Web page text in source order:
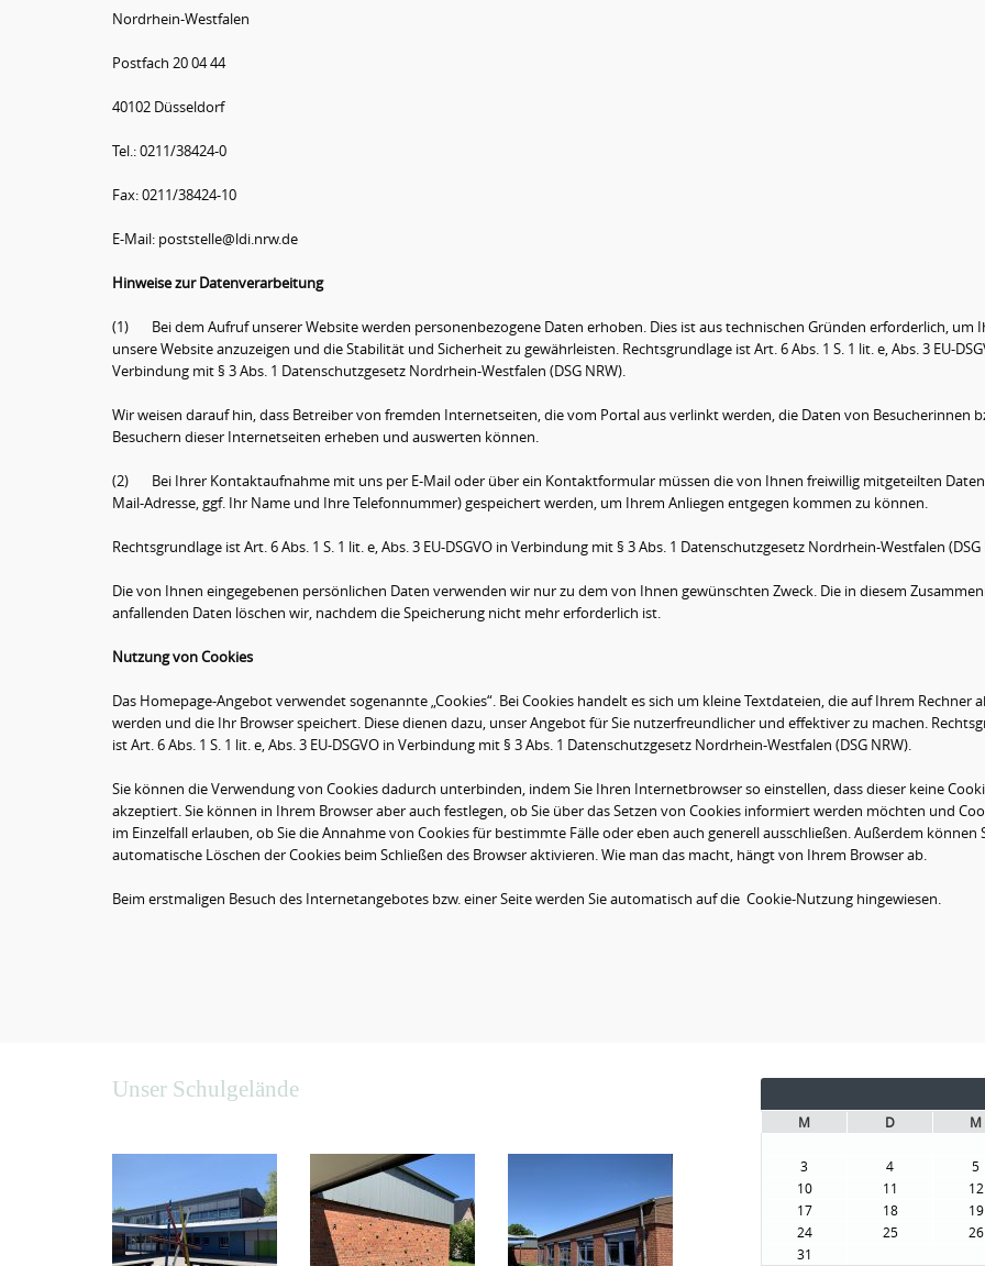
Nordrhein-Westfalen
Postfach 20 04 44
40102 Düsseldorf
Tel.: 0211/38424-0
Fax: 0211/38424-10
E-Mail: poststelle@ldi.nrw.de
Hinweise zur Datenverarbeitung
(1) Bei dem Aufruf unserer Website werden personenbezogene Daten erhoben. Dies ist aus technischen Gründen erforderlich, um
unsere Website anzuzeigen und die Stabilität und Sicherheit zu gewährleisten. Rechtsgrundlage ist Art. 6 Abs. 1 S. 1 lit. e, Abs. 3 EU-
Verbindung mit § 3 Abs. 1 Datenschutzgesetz Nordrhein-Westfalen (DSG NRW).
Wir weisen darauf hin, dass Betreiber von fremden Internetseiten, die vom Portal aus verlinkt werden, die Daten von Besucherinnen
Besuchern dieser Internetseiten erheben und auswerten können.
(2) Bei Ihrer Kontaktaufnahme mit uns per E-Mail oder über ein Kontaktformular müssen die von Ihnen freiwillig mitgeteilten Daten
Mail-Adresse, ggf. Ihr Name und Ihre Telefonnummer) gespeichert werden, um Ihrem Anliegen entgegen kommen zu können.
Rechtsgrundlage ist Art. 6 Abs. 1 S. 1 lit. e, Abs. 3 EU-DSGVO in Verbindung mit § 3 Abs. 1 Datenschutzgesetz Nordrhein-Westfalen (DSG
Die von Ihnen eingegebenen persönlichen Daten verwenden wir nur zu dem von Ihnen gewünschten Zweck. Die in diesem
anfallenden Daten löschen wir, nachdem die Speicherung nicht mehr erforderlich ist.
Nutzung von Cookies
Das Homepage-Angebot verwendet sogenannte „Cookies“. Bei Cookies handelt es sich um kleine Textdateien, die auf Ihrem Rechner
werden und die Ihr Browser speichert. Diese dienen dazu, unser Angebot für Sie nutzerfreundlicher und effektiver zu machen.
ist Art. 6 Abs. 1 S. 1 lit. e, Abs. 3 EU-DSGVO in Verbindung mit § 3 Abs. 1 Datenschutzgesetz Nordrhein-Westfalen (DSG NRW).
Sie können die Verwendung von Cookies dadurch unterbinden, indem Sie Ihren Internetbrowser so einstellen, dass dieser keine
akzeptiert. Sie können in Ihrem Browser aber auch festlegen, ob Sie über das Setzen von Cookies informiert werden möchten und
im Einzelfall erlauben, ob Sie die Annahme von Cookies für bestimmte Fälle oder eben auch generell ausschließen. Außerdem können
automatische Löschen der Cookies beim Schließen des Browser aktivieren. Wie man das macht, hängt von Ihrem Browser ab.
Beim erstmaligen Besuch des Internetangebotes bzw. einer Seite werden Sie automatisch auf die Cookie-Nutzung hingewiesen.
Unser Schulgelände
M D M
3
4 5
10
11 12
17
18 19
24
25 26
31